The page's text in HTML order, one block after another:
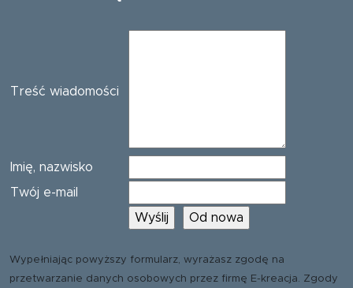
Treść wiadomości
Imię, nazwisko
Twój e-mail
Wypełniając powyższy formularz, wyrażasz zgodę na
przetwarzanie danych osobowych przez firmę E-kreacja. Zgody